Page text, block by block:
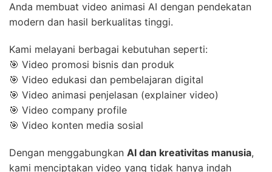
Anda membuat video animasi AI dengan pendekatan
modern dan hasil berkualitas tinggi.
Kami melayani berbagai kebutuhan seperti:
🎯 Video promosi bisnis dan produk
🎯 Video edukasi dan pembelajaran digital
🎯 Video animasi penjelasan (explainer video)
🎯 Video company profile
🎯 Video konten media sosial
Dengan menggabungkan AI dan kreativitas manusia,
kami menciptakan video yang tidak hanya indah